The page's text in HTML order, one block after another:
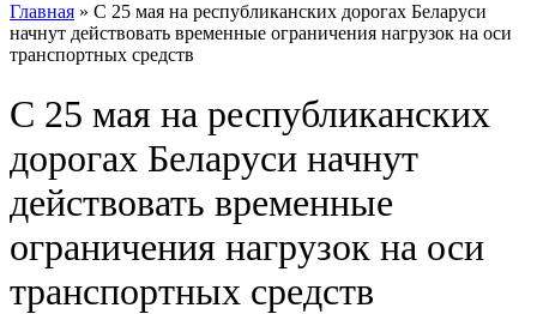
Главная » С 25 мая на республиканских дорогах Беларуси
начнут действовать временные ограничения нагрузок на оси
транспортных средств
С 25 мая на республиканских
дорогах Беларуси начнут
действовать временные
ограничения нагрузок на оси
транспортных средств